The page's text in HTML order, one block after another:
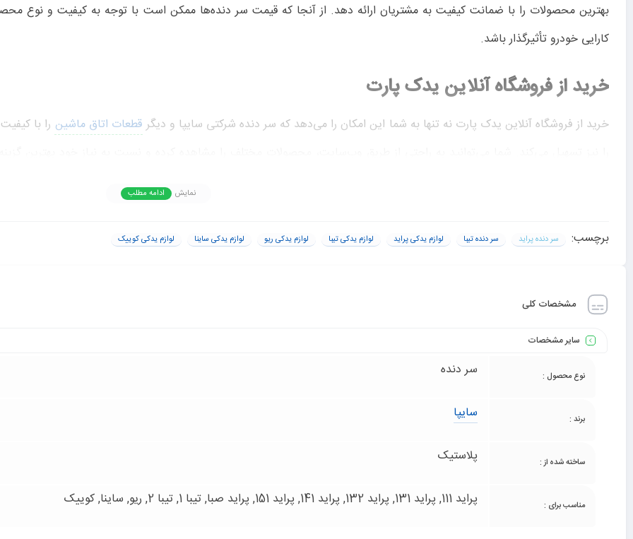
بهترین محصولات را با ضمانت کیفیت به مشتریان ارائه دهد. از آنجا که قیمت سر دنده‌ها ممکن است با توجه به کیفیت و نوع
کارایی خودرو تأثیرگذار باشد.
خرید از فروشگاه آنلاین یدک پارت
خرید از فروشگاه آنلاین یدک پارت نه تنها به شما این امکان را می‌دهد که سر دنده‌ شرکتی سایپا و دیگر قطعات اتاق ماشین را با
نمایش ادامه مطلب
برچسب: سر دنده پراید سر دنده تیبا لوازم یدکی پراید لوازم یدکی تیبا لوازم یدکی ریو لوازم یدکی ساینا لوازم یدکی کوییک
مشخصات کلی
سایر مشخصات
نوع محصول : سر دنده
برند : سایپا
ساخته شده از : پلاستیک
مناسب برای : پراید 111, پراید 131, پراید 132, پراید 141, پراید 151, پراید صبا, تیبا 1, تیبا 2, ریو, ساینا, کوییک